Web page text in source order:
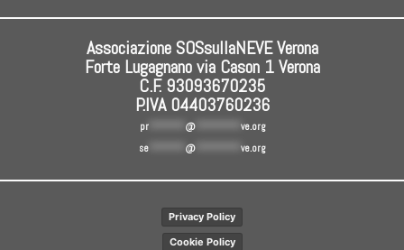
Associazione SOSsullaNEVE Verona
Forte Lugagnano via Cason 1 Verona
C.F. 93093670235
P.IVA 04403760236
pr******** @********** ve.org
se
@ ve.org
Privacy Policy
Cookie Policy